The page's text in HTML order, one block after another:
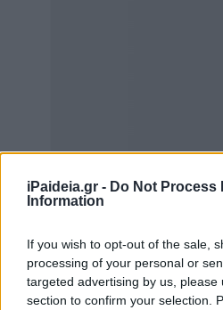
iPaideia.gr - Do Not Process
Information
If you wish to opt-out of the sale,
processing of your personal or
targeted advertising by us, please
section to confirm your selection.